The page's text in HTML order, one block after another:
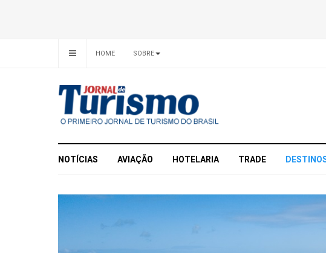
HOME SOBRE
NOTÍCIAS AVIAÇÃO HOTELARIA TRADE